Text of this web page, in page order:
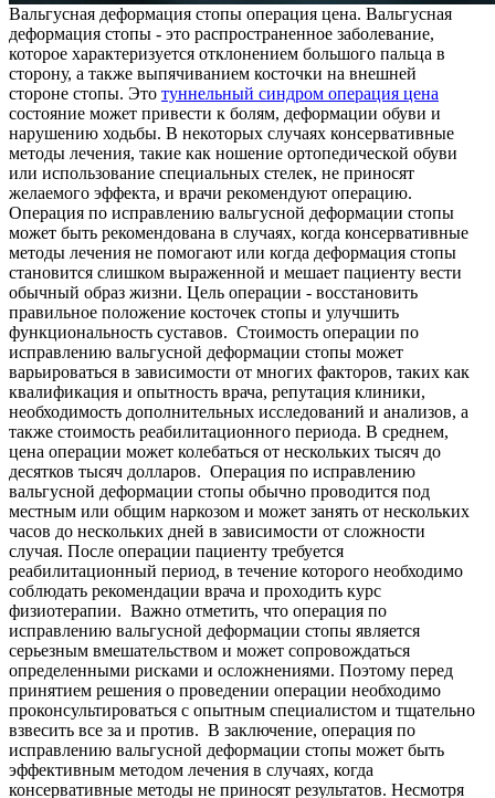
Вальгусная деформация стопы операция цена. Вальгусная
деформация стопы - это распространенное заболевание,
которое характеризуется отклонением большого пальца в
сторону, а также выпячиванием косточки на внешней
стороне стопы. Это туннельный синдром операция цена
состояние может привести к болям, деформации обуви и
нарушению ходьбы. В некоторых случаях консервативные
методы лечения, такие как ношение ортопедической обуви
или использование специальных стелек, не приносят
желаемого эффекта, и врачи рекомендуют операцию.
Операция по исправлению вальгусной деформации стопы
может быть рекомендована в случаях, когда консервативные
методы лечения не помогают или когда деформация стопы
становится слишком выраженной и мешает пациенту вести
обычный образ жизни. Цель операции - восстановить
правильное положение косточек стопы и улучшить
функциональность суставов. Стоимость операции по
исправлению вальгусной деформации стопы может
варьироваться в зависимости от многих факторов, таких как
квалификация и опытность врача, репутация клиники,
необходимость дополнительных исследований и анализов, а
также стоимость реабилитационного периода. В среднем,
цена операции может колебаться от нескольких тысяч до
десятков тысяч долларов. Операция по исправлению
вальгусной деформации стопы обычно проводится под
местным или общим наркозом и может занять от нескольких
часов до нескольких дней в зависимости от сложности
случая. После операции пациенту требуется
реабилитационный период, в течение которого необходимо
соблюдать рекомендации врача и проходить курс
физиотерапии. Важно отметить, что операция по
исправлению вальгусной деформации стопы является
серьезным вмешательством и может сопровождаться
определенными рисками и осложнениями. Поэтому перед
принятием решения о проведении операции необходимо
проконсультироваться с опытным специалистом и тщательно
взвесить все за и против. В заключение, операция по
исправлению вальгусной деформации стопы может быть
эффективным методом лечения в случаях, когда
консервативные методы не приносят результатов. Несмотря